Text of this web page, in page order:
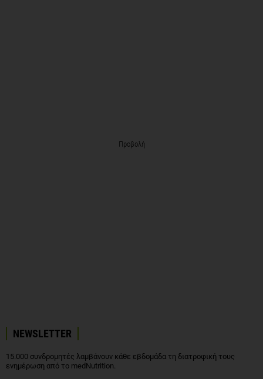
Προβολή
NEWSLETTER
15.000 συνδρομητές λαμβάνουν κάθε εβδομάδα τη διατροφική τους
ενημέρωση από το medNutrition.